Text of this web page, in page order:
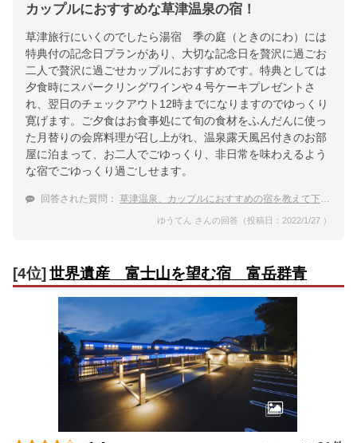
カップルにおすすめな草津温泉の宿！
草津旅行にいくのでしたら湯宿 季の庭（ときのにわ）には
特典付の記念日プランがあり、大切な記念日を贅沢に過ごお
二人で贅沢に過ごせカップルにおすすめです。特典としては
夕食時にスパークリングワインや４号ケーキプレゼントさ
れ、翌日のチェックアウト12時までになりますのでゆっくり
寛げます。ご夕食はお食事処にて旬の食材をふんだんに使っ
た月替りの会席料理が召し上がれ、温泉露天風呂付きのお部
屋に泊まって、お二人でごゆっくり、非日常を味わえるよう
な宿でごゆっくり過ごしせます。
回答された質問： 草津温泉、カップルにおすすめの宿を教えて下さい。
ゆうてん さんの回答（投稿日：2022/1/27 ）
[4位] 世界遺産 富士山を望む宿 富岳群青